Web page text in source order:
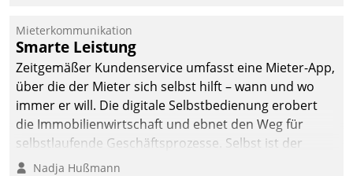
integrieren.
Mieterkommunikation
Smarte Leistung
Zeitgemäßer Kundenservice umfasst eine Mieter-App,
über die der Mieter sich selbst hilft – wann und wo
immer er will. Die digitale Selbstbedienung erobert
die Immobilienwirtschaft und ebnet den Weg für
selbstlaufende Geschäftsprozesse. Selbst ist der
Kunde und smart der Serviceanbieter.
Nadja Hußmann